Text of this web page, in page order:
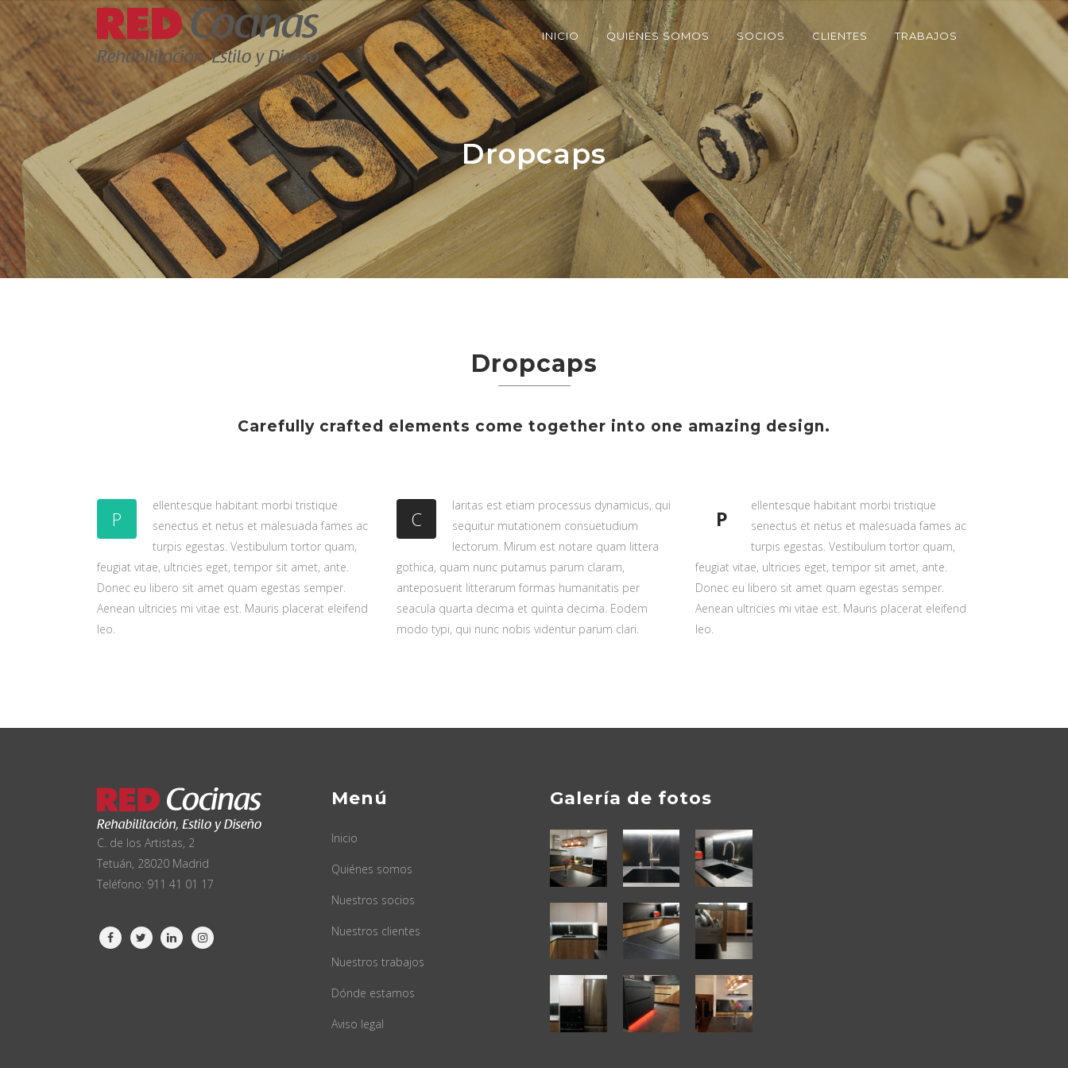
INICIO QUIÉNES SOMOS SOCIOS CLIENTES TRABAJOS
Dropcaps
Dropcaps
Carefully crafted elements come together into one amazing design.
P
ellentesque habitant morbi tristique
senectus et netus et malesuada fames ac
turpis egestas. Vestibulum tortor quam,
feugiat vitae, ultricies eget, tempor sit amet, ante.
Donec eu libero sit amet quam egestas semper.
Aenean ultricies mi vitae est. Mauris placerat eleifend
leo.
C
laritas est etiam processus dynamicus, qui
sequitur mutationem consuetudium
lectorum. Mirum est notare quam littera
gothica, quam nunc putamus parum claram,
anteposuerit litterarum formas humanitatis per
seacula quarta decima et quinta decima. Eodem
modo typi, qui nunc nobis videntur parum clari.
P
ellentesque habitant morbi tristique
senectus et netus et malesuada fames ac
turpis egestas. Vestibulum tortor quam,
feugiat vitae, ultricies eget, tempor sit amet, ante.
Donec eu libero sit amet quam egestas semper.
Aenean ultricies mi vitae est. Mauris placerat eleifend
leo.
C. de los Artistas, 2
Tetuán, 28020 Madrid
Teléfono: 911 41 01 17
Menú
Inicio
Quiénes somos
Nuestros socios
Nuestros clientes
Nuestros trabajos
Dónde estamos
Aviso legal
Galería de fotos